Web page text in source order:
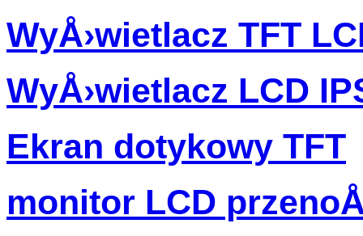
WyÅ›wietlacz TFT
WyÅ›wietlacz LCD
Ekran dotykowy TFT
monitor LCD